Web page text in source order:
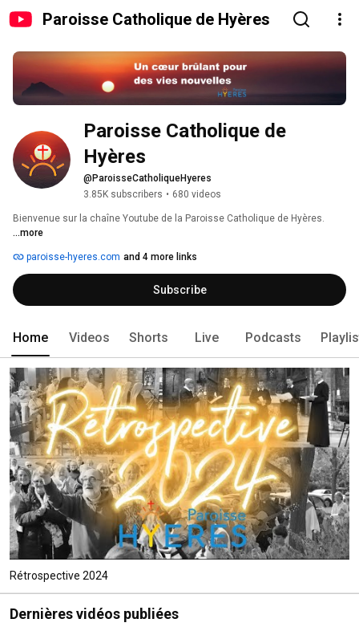
Paroisse Catholique de Hyères
Paroisse Catholique de
Hyères
@ParoisseCatholiqueHyeres
3.85K subscribers • 680 videos
Bienvenue sur la chaîne Youtube de la Paroisse Catholique de Hyères.
...more
paroisse-hyeres.com and 4 more links
Subscribe
Home Videos Shorts Live Podcasts
Rétrospective 2024
Dernières vidéos publiées